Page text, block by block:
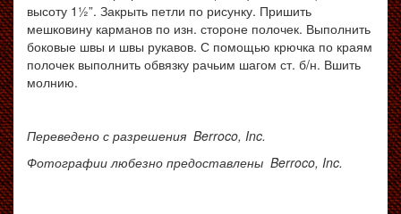
высоту 1½”. Закрыть петли по рисунку. Пришить
мешковину карманов по изн. стороне полочек. Выполнить
боковые швы и швы рукавов. С помощью крючка по краям
полочек выполнить обвязку рачьим шагом ст. б/н. Вшить
молнию.
Переведено с разрешения Berroco, Inc.
Фотографии любезно предоставлены Berroco, Inc.